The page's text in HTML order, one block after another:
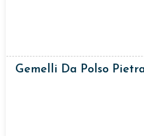
Gemelli Da Polso